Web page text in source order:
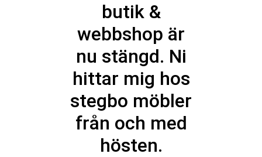
butik &
webbshop är
nu stängd. Ni
hittar mig hos
stegbo möbler
från och med
hösten.